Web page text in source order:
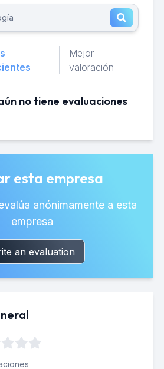
Mejor
valoración
no tiene evaluaciones
esta empresa
anónimamente a esta
empresa
an evaluation